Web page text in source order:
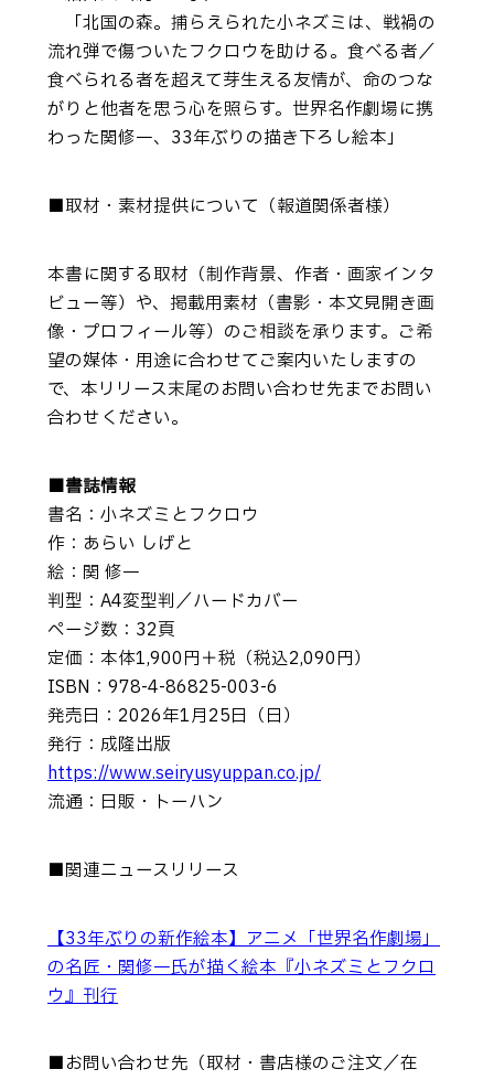
「北国の森。捕らえられた小ネズミは、戦禍の
流れ弾で傷ついたフクロウを助ける。食べる者／
食べられる者を超えて芽生える友情が、命のつな
がりと他者を思う心を照らす。世界名作劇場に携
わった関修一、33年ぶりの描き下ろし絵本」
■取材・素材提供について（報道関係者様）
本書に関する取材（制作背景、作者・画家インタ
ビュー等）や、掲載用素材（書影・本文見開き画
像・プロフィール等）のご相談を承ります。ご希
望の媒体・用途に合わせてご案内いたしますの
で、本リリース末尾のお問い合わせ先までお問い
合わせください。
■書誌情報
書名：小ネズミとフクロウ
作：あらい しげと
絵：関 修一
判型：A4変型判／ハードカバー
ページ数：32頁
定価：本体1,900円＋税（税込2,090円）
ISBN：978-4-86825-003-6
発売日：2026年1月25日（日）
発行：成隆出版
https://www.seiryusyuppan.co.jp/
流通：日販・トーハン
■関連ニュースリリース
【33年ぶりの新作絵本】アニメ「世界名作劇場」
の名匠・関修一氏が描く絵本『小ネズミとフクロ
ウ』刊行
■お問い合わせ先（取材・書店様のご注文／在